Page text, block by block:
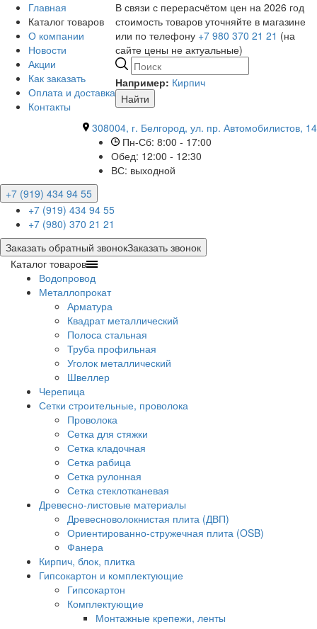
Главная
Каталог товаров
О компании
Новости
Акции
Как заказать
Оплата и доставка
Контакты
308004, г. Белгород, ул. пр. Автомобилистов, 14
Пн-Сб: 8:00 - 17:00
Обед: 12:00 - 12:30
ВС: выходной
В связи с перерасчётом цен на 2026 год
стоимость товаров уточняйте в магазине
или по телефону +7 980 370 21 21 (на
сайте цены не актуальные)
Например: Кирпич
Найти
+7 (919) 434 94 55
+7 (919) 434 94 55
+7 (980) 370 21 21
Заказать обратный звонокЗаказать звонок
Каталог товаров
Водопровод
Металлопрокат
Арматура
Квадрат металлический
Полоса стальная
Труба профильная
Уголок металлический
Швеллер
Черепица
Сетки строительные, проволока
Проволока
Сетка для стяжки
Сетка кладочная
Сетка рабица
Сетка рулонная
Сетка стеклотканевая
Древесно-листовые материалы
Древесноволокнистая плита (ДВП)
Ориентированно-стружечная плита (OSB)
Фанера
Кирпич, блок, плитка
Гипсокартон и комплектующие
Гипсокартон
Комплектующие
Монтажные крепежи, ленты